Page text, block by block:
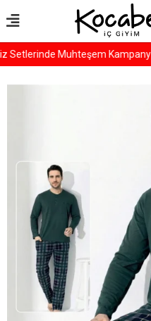
Setlerinde Muhteşem Kampanya